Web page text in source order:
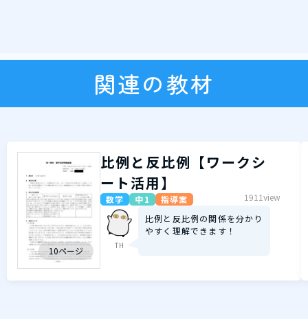
関連の教材
10ページ
比例と反比例【ワークシ
ート活用】
数学 中1 指導案 1911view
TH
比例と反比例の関係を分かり
やすく理解できます！